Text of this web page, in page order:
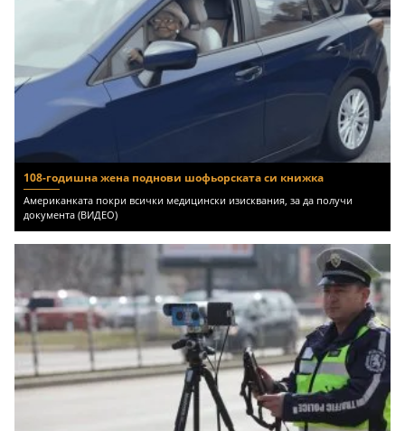
108-годишна жена поднови шофьорската си книжка
Американката покри всички медицински изисквания, за да получи
документа (ВИДЕО)